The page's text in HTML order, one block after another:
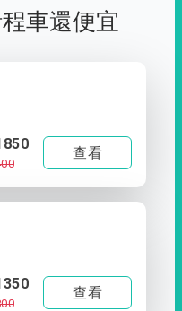
車還便宜
查看
查看